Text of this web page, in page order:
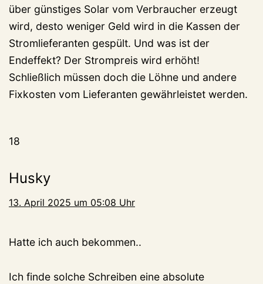
über günstiges Solar vom Verbraucher erzeugt
wird, desto weniger Geld wird in die Kassen der
Stromlieferanten gespült. Und was ist der
Endeffekt? Der Strompreis wird erhöht!
Schließlich müssen doch die Löhne und andere
Fixkosten vom Lieferanten gewährleistet werden.
18
Husky
13. April 2025 um 05:08 Uhr
Hatte ich auch bekommen..
Ich finde solche Schreiben eine absolute